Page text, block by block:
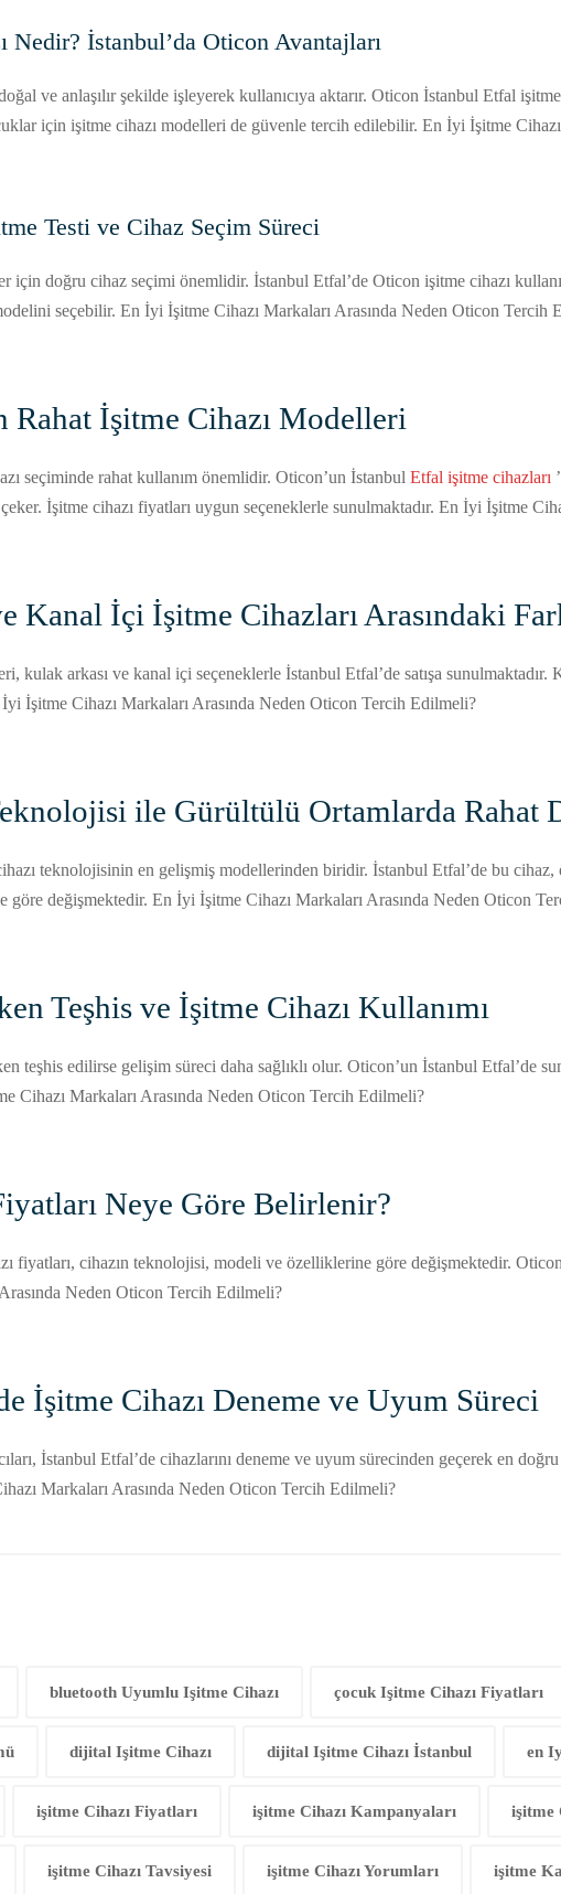
İstanbul’da Oticon Avantajları
ve anlaşılır şekilde işleyerek kullanıcıya aktarır. Oticon İstanbul Etfal
için işitme cihazı modelleri de güvenle tercih edilebilir. En İyi İşitme
Testi ve Cihaz Seçim Süreci
için doğru cihaz seçimi önemlidir. İstanbul Etfal’de Oticon işitme cihazı
seçebilir. En İyi İşitme Cihazı Markaları Arasında Neden Oticon Tercih
Rahat İşitme Cihazı Modelleri
seçiminde rahat kullanım önemlidir. Oticon’un İstanbul Etfal işitme cihazları
İşitme cihazı fiyatları uygun seçeneklerle sunulmaktadır. En İyi İşitme
Kanal İçi İşitme Cihazları Arasındaki
kulak arkası ve kanal içi seçeneklerle İstanbul Etfal’de satışa
İşitme Cihazı Markaları Arasında Neden Oticon Tercih Edilmeli?
ile Gürültülü Ortamlarda Rahat
teknolojisinin en gelişmiş modellerinden biridir. İstanbul Etfal’de bu
göre değişmektedir. En İyi İşitme Cihazı Markaları Arasında Neden Oticon
Teşhis ve İşitme Cihazı Kullanımı
teşhis edilirse gelişim süreci daha sağlıklı olur. Oticon’un İstanbul Etfal’de
Cihazı Markaları Arasında Neden Oticon Tercih Edilmeli?
Neye Göre Belirlenir?
fiyatları, cihazın teknolojisi, modeli ve özelliklerine göre değişmektedir.
Neden Oticon Tercih Edilmeli?
İşitme Cihazı Deneme ve Uyum Süreci
İstanbul Etfal’de cihazlarını deneme ve uyum sürecinden geçerek en
Markaları Arasında Neden Oticon Tercih Edilmeli?
bluetooth Uyumlu Işitme Cihazı çocuk Işitme Cihazı Fiyatları
dijital Işitme Cihazı dijital Işitme Cihazı İstanbul en
işitme Cihazı Fiyatları işitme Cihazı Kampanyaları işitme
işitme Cihazı Tavsiyesi işitme Cihazı Yorumları işitme